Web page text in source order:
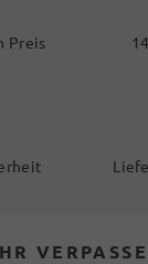
Preis